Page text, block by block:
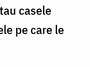
casele
pe care le